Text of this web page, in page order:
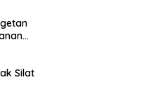
Silat